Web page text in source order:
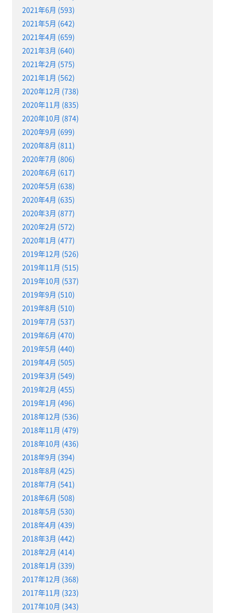
2021年6月 (593)
2021年5月 (642)
2021年4月 (659)
2021年3月 (640)
2021年2月 (575)
2021年1月 (562)
2020年12月 (738)
2020年11月 (835)
2020年10月 (874)
2020年9月 (699)
2020年8月 (811)
2020年7月 (806)
2020年6月 (617)
2020年5月 (638)
2020年4月 (635)
2020年3月 (877)
2020年2月 (572)
2020年1月 (477)
2019年12月 (526)
2019年11月 (515)
2019年10月 (537)
2019年9月 (510)
2019年8月 (510)
2019年7月 (537)
2019年6月 (470)
2019年5月 (440)
2019年4月 (505)
2019年3月 (549)
2019年2月 (455)
2019年1月 (496)
2018年12月 (536)
2018年11月 (479)
2018年10月 (436)
2018年9月 (394)
2018年8月 (425)
2018年7月 (541)
2018年6月 (508)
2018年5月 (530)
2018年4月 (439)
2018年3月 (442)
2018年2月 (414)
2018年1月 (339)
2017年12月 (368)
2017年11月 (323)
2017年10月 (343)